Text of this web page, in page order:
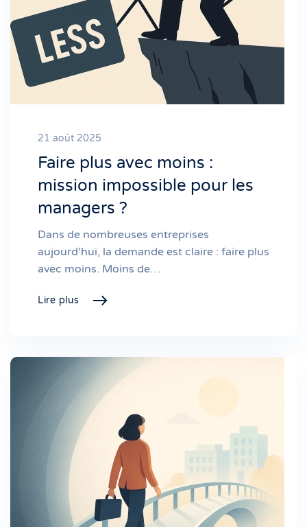
21 août 2025
Faire plus avec moins :
mission impossible pour les
managers ?
Dans de nombreuses entreprises
aujourd’hui, la demande est claire : faire plus
avec moins. Moins de…
Lire plus